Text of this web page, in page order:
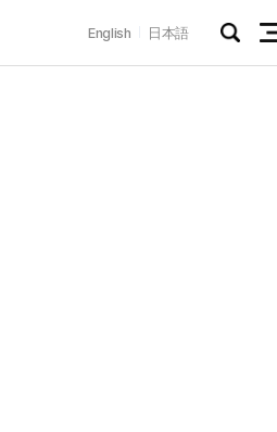
English 日本語
검